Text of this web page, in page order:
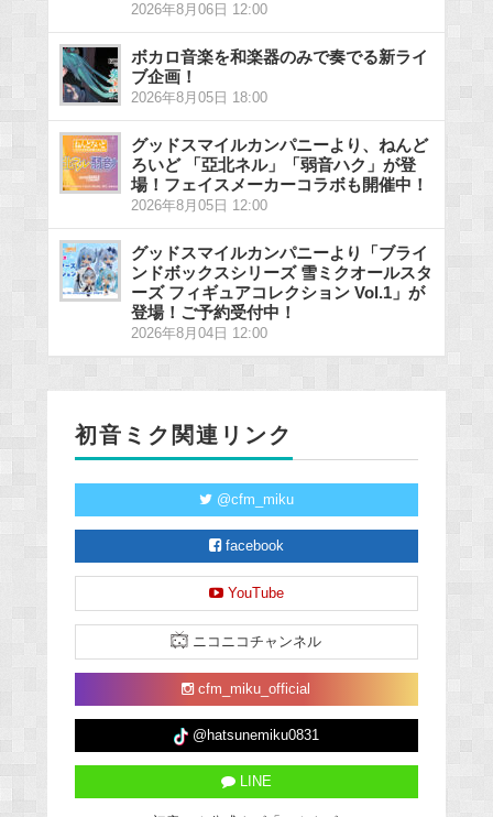
2026年8月06日 12:00
ボカロ音楽を和楽器のみで奏でる新ライ
ブ企画！
2026年8月05日 18:00
グッドスマイルカンパニーより、ねんど
ろいど 「亞北ネル」「弱音ハク」が登
場！フェイスメーカーコラボも開催中！
2026年8月05日 12:00
グッドスマイルカンパニーより「ブライ
ンドボックスシリーズ 雪ミクオールスタ
ーズ フィギュアコレクション Vol.1」が
登場！ご予約受付中！
2026年8月04日 12:00
初音ミク関連リンク
@cfm_miku
facebook
YouTube
ニコニコチャンネル
cfm_miku_official
@hatsunemiku0831
LINE